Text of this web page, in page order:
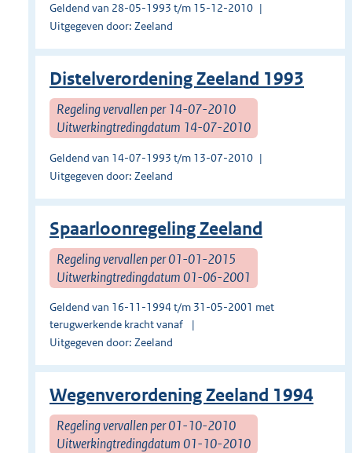
Geldend van 28-05-1993 t/m 15-12-2010
Uitgegeven door: Zeeland
Distelverordening Zeeland 1993
Regeling vervallen per 14-07-2010
Uitwerkingtredingdatum 14-07-2010
Geldend van 14-07-1993 t/m 13-07-2010
Uitgegeven door: Zeeland
Spaarloonregeling Zeeland
Regeling vervallen per 01-01-2015
Uitwerkingtredingdatum 01-06-2001
Geldend van 16-11-1994 t/m 31-05-2001 met
terugwerkende kracht vanaf
Uitgegeven door: Zeeland
Wegenverordening Zeeland 1994
Regeling vervallen per 01-10-2010
Uitwerkingtredingdatum 01-10-2010